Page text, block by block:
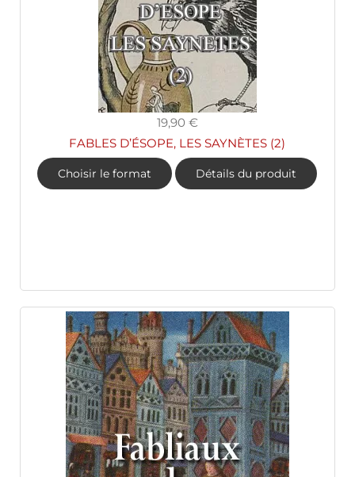
19,90 €
FABLES D’ÉSOPE, LES SAYNÈTES (2)
Choisir le format Détails du produit